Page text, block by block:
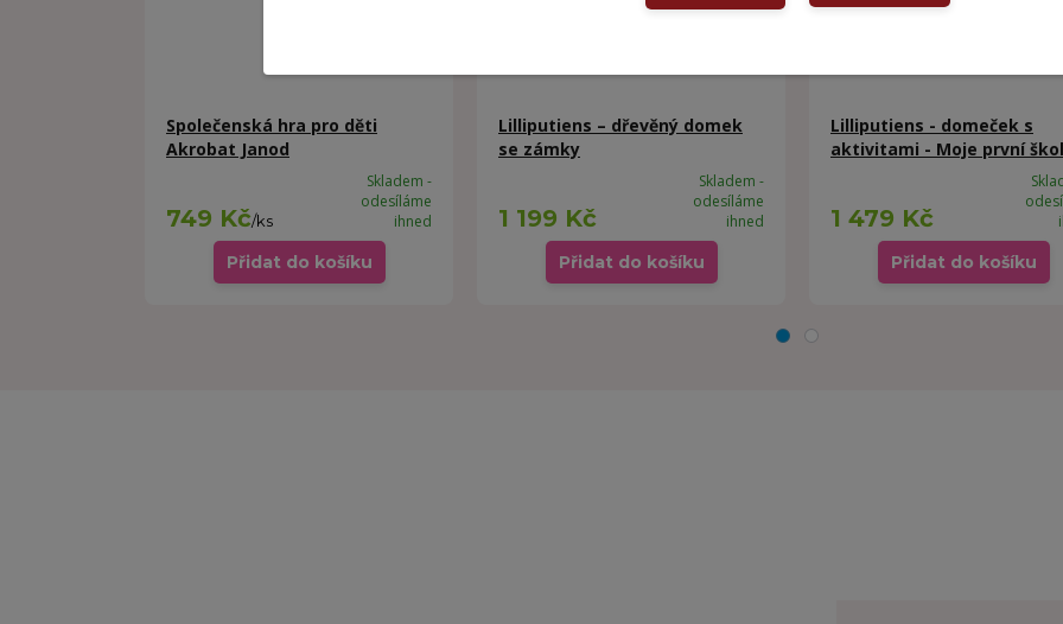
Společenská hra pro děti
Akrobat Janod
749 Kč/ks
Skladem -
odesíláme
ihned
Přidat do košíku
Lilliputiens – dřevěný domek
se zámky
1 199 Kč
Skladem -
odesíláme
ihned
Přidat do košíku
Lilliputiens - domeček s
aktivitami - Moje první
1 479 Kč
Přidat do košíku